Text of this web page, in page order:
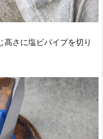
高さに塩ビパイプを切り